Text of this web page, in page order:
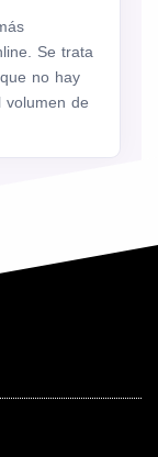
Se trata
no hay
volumen de